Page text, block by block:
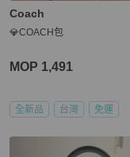
Coach
💎COACH包
MOP 1,491
全新品 台灣 免運